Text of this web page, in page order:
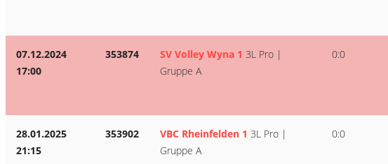
07.12.2024
17:00
353874 SV Volley Wyna 1 3L Pro |
Gruppe A
0:0
28.01.2025
21:15
353902 VBC Rheinfelden 1 3L Pro |
Gruppe A
0:0